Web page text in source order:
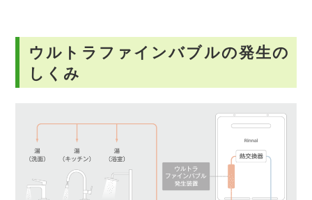
ウルトラファインバブルの発生の
しくみ